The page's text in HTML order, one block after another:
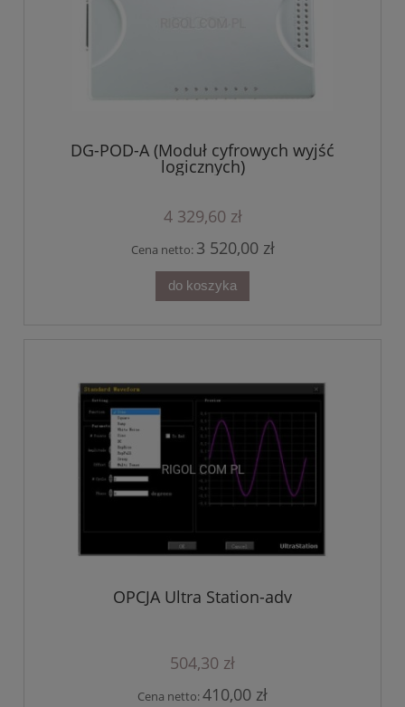
DG-POD-A (Moduł cyfrowych wyjść
logicznych)
4 329,60 zł
Cena netto: 3 520,00 zł
do koszyka
OPCJA Ultra Station-adv
504,30 zł
Cena netto:410,00 zł